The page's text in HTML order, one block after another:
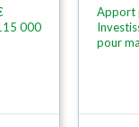
000
Apport
pour